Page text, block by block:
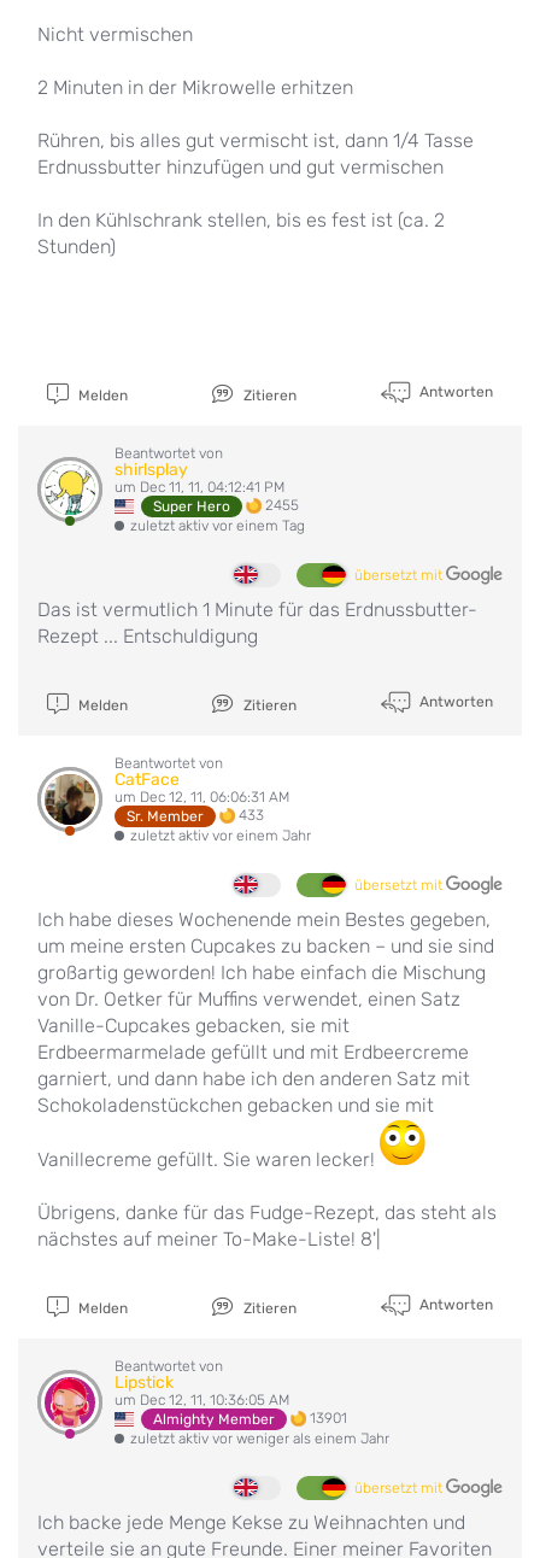
Nicht vermischen
2 Minuten in der Mikrowelle erhitzen
Rühren, bis alles gut vermischt ist, dann 1/4 Tasse
Erdnussbutter hinzufügen und gut vermischen
In den Kühlschrank stellen, bis es fest ist (ca. 2
Stunden)
Melden Zitieren Antworten
Beantwortet von
shirlsplay
um Dec 11, 11, 04:12:41 PM
Super Hero
2455
zuletzt aktiv vor einem Tag
übersetzt mit
Das ist vermutlich 1 Minute für das Erdnussbutter-
Rezept ... Entschuldigung
Melden Zitieren Antworten
Beantwortet von
CatFace
um Dec 12, 11, 06:06:31 AM
Sr. Member
433
zuletzt aktiv vor einem Jahr
übersetzt mit
Ich habe dieses Wochenende mein Bestes gegeben,
um meine ersten Cupcakes zu backen – und sie sind
großartig geworden! Ich habe einfach die Mischung
von Dr. Oetker für Muffins verwendet, einen Satz
Vanille-Cupcakes gebacken, sie mit
Erdbeermarmelade gefüllt und mit Erdbeercreme
garniert, und dann habe ich den anderen Satz mit
Schokoladenstückchen gebacken und sie mit
Vanillecreme gefüllt. Sie waren lecker!
Übrigens, danke für das Fudge-Rezept, das steht als
nächstes auf meiner To-Make-Liste! 8'|
Melden Zitieren Antworten
Beantwortet von
Lipstick
um Dec 12, 11, 10:36:05 AM
Almighty Member
13901
zuletzt aktiv vor weniger als einem Jahr
übersetzt mit
Ich backe jede Menge Kekse zu Weihnachten und
verteile sie an gute Freunde. Einer meiner Favoriten